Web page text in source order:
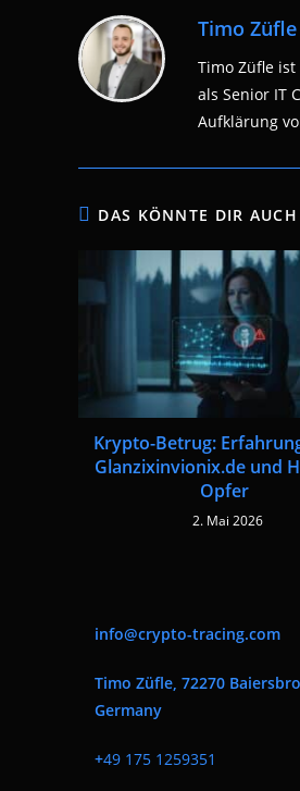
Timo Züfle
Timo Züfle
als Senior IT
Aufklärung
DAS KÖNNTE DIR AUCH
Krypto-Betrug:
Glanzixinvionix.de und
Opfer
2. Mai 2026
info@crypto-tracing.com
Timo Züfle, 72270
Germany
+49 175 1259351